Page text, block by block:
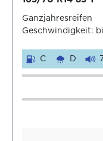
Ganzjahresreifen
Geschwindigkeit:
C D